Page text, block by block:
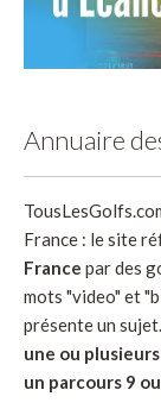
Annuaire
France : le site
France par des
mots "video" et
présente un
une ou
un parcours 9